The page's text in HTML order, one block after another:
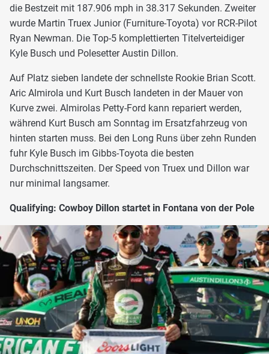
die Bestzeit mit 187.906 mph in 38.317 Sekunden. Zweiter
wurde Martin Truex Junior (Furniture-Toyota) vor RCR-Pilot
Ryan Newman. Die Top-5 komplettierten Titelverteidiger
Kyle Busch und Polesetter Austin Dillon.
Auf Platz sieben landete der schnellste Rookie Brian Scott.
Aric Almirola und Kurt Busch landeten in der Mauer von
Kurve zwei. Almirolas Petty-Ford kann repariert werden,
während Kurt Busch am Sonntag im Ersatzfahrzeug von
hinten starten muss. Bei den Long Runs über zehn Runden
fuhr Kyle Busch im Gibbs-Toyota die besten
Durchschnittszeiten. Der Speed von Truex und Dillon war
nur minimal langsamer.
Qualifying: Cowboy Dillon startet in Fontana von der Pole